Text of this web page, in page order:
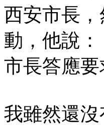
西安市長
動，他說
市長答應要
我雖然還